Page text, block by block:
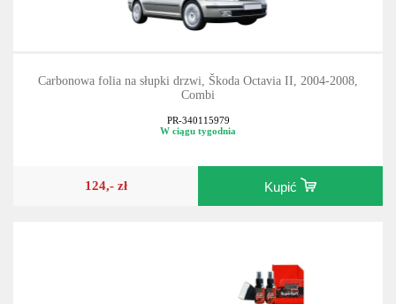
Carbonowa folia na słupki drzwi, Škoda Octavia II, 2004-2008,
Combi
PR-340115979
W ciągu tygodnia
124,- zł Kupić